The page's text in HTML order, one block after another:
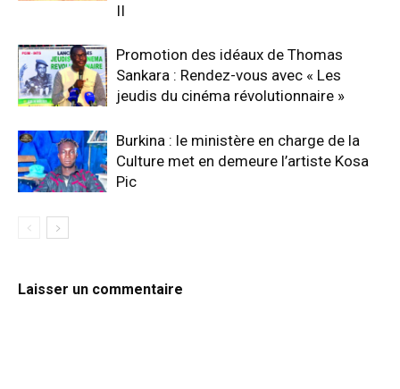
II
Promotion des idéaux de Thomas
Sankara : Rendez-vous avec « Les
jeudis du cinéma révolutionnaire »
Burkina : le ministère en charge de la
Culture met en demeure l’artiste Kosa
Pic
Laisser un commentaire